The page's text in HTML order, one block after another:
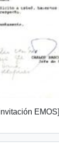
EMOS]